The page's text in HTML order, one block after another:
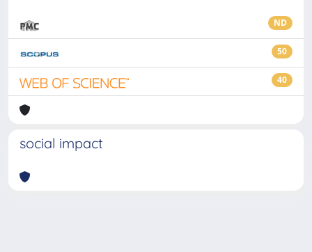
ND
50
40
social impact